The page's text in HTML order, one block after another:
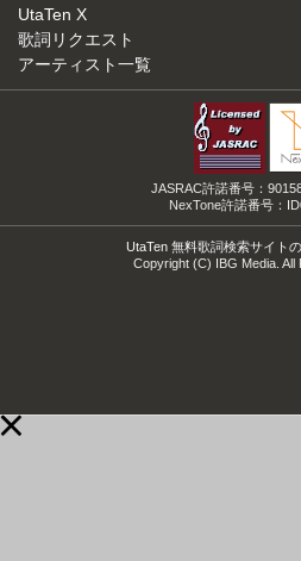
UtaTen X
歌詞リクエスト
アーティスト一覧
JASRAC許諾番号：
NexTone許諾番号：
UtaTen 無料歌詞検索サイト
Copyright (C) IBG Media. All